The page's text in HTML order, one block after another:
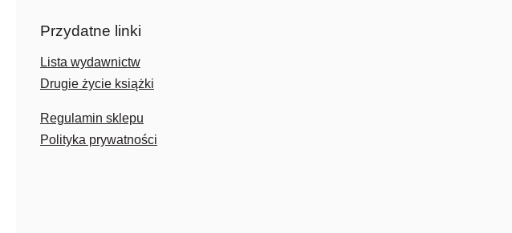
Przydatne linki
Lista wydawnictw
Drugie życie książki
Regulamin sklepu
Polityka prywatności